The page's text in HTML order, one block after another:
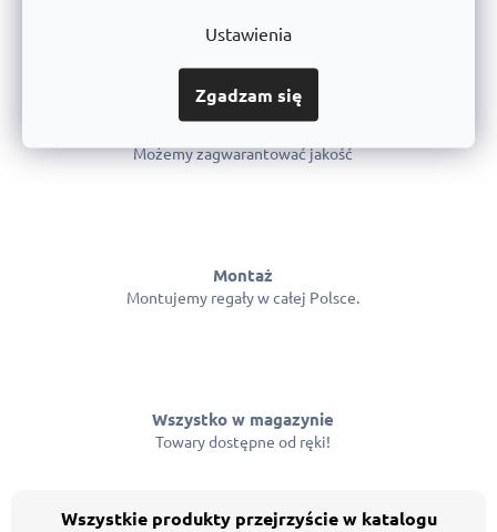
Ustawienia
Zgadzam się
s
t
y
Możemy zagwarantować jakość
Montaż
Montujemy regały w całej Polsce.
Wszystko w magazynie
Towary dostępne od ręki!
Wszystkie produkty przejrzyście w katalogu